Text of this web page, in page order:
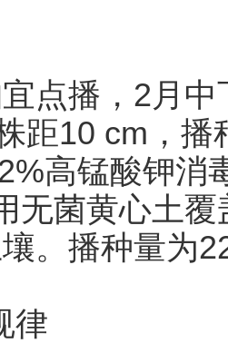
点播，2月中
距10 cm，
高锰酸钾
无菌黄心土
。播种量为
律